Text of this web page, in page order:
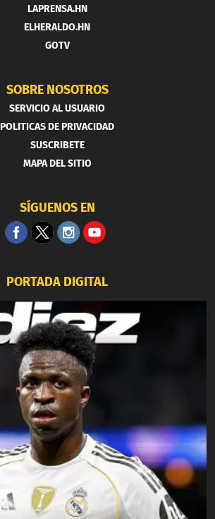
LAPRENSA.HN
ELHERALDO.HN
GOTV
SOBRE NOSOTROS
SERVICIO AL USUARIO
POLITICAS DE PRIVACIDAD
SUSCRIBETE
MAPA DEL SITIO
SÍGUENOS EN
PORTADA DIGITAL